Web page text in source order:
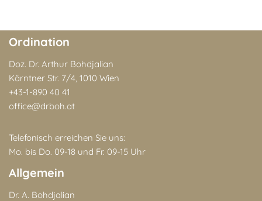
Ordination
Doz. Dr. Arthur Bohdjalian
Kärntner Str. 7/4, 1010 Wien
+43-1-890 40 41
office@drboh.at
Telefonisch erreichen Sie uns:
Mo. bis Do. 09-18 und Fr. 09-15 Uhr
Allgemein
Dr. A. Bohdjalian